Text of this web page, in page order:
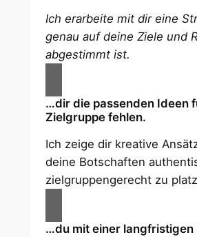
Ich erarbeite mit dir eine
genau auf deine Ziele und
abgestimmt ist.
…dir die passenden Ideen
Zielgruppe fehlen.
Ich zeige dir kreative
deine Botschaften
zielgruppengerecht zu
…du mit einer langfristigen